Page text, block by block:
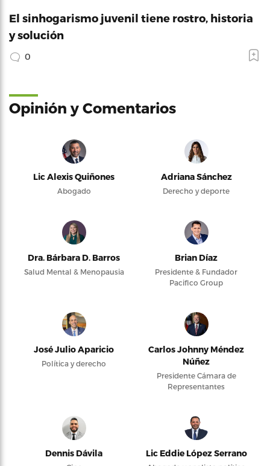
El sinhogarismo juvenil tiene rostro, historia
y solución
0
Opinión y Comentarios
Lic Alexis Quiñones
Abogado
Adriana Sánchez
Derecho y deporte
Dra. Bárbara D. Barros
Salud Mental & Menopausia
Brian Díaz
Presidente & Fundador
Pacifico Group
José Julio Aparicio
Política y derecho
Carlos Johnny Méndez
Núñez
Presidente Cámara de
Representantes
Dennis Dávila Lic Eddie López Serrano